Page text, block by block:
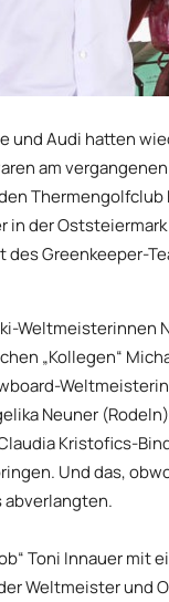
und Audi hatten
am
in der
des Greenkeeper-
Weltmeisterinnen
„Kollegen“
Neuner
Kristofics-
Und das,
abverlangten.
Toni Innauer mit
Weltmeister und